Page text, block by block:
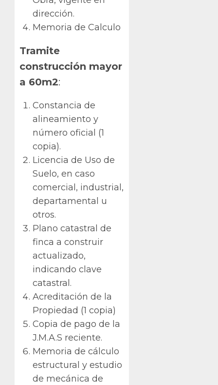
dirección.
Memoria de Calculo
Tramite
construcción mayor
a 60m2:
Constancia de
alineamiento y
número oficial (1
copia).
Licencia de Uso de
Suelo, en caso
comercial, industrial,
departamental u
otros.
Plano catastral de
finca a construir
actualizado,
indicando clave
catastral.
Acreditación de la
Propiedad (1 copia)
Copia de pago de la
J.M.A.S reciente.
Memoria de cálculo
estructural y estudio
de mecánica de